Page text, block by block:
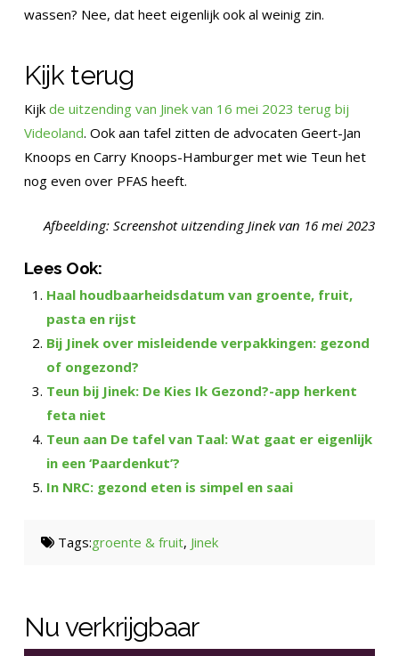
wassen? Nee, dat heet eigenlijk ook al weinig zin.
Kijk terug
Kijk de uitzending van Jinek van 16 mei 2023 terug bij
Videoland. Ook aan tafel zitten de advocaten Geert-Jan
Knoops en Carry Knoops-Hamburger met wie Teun het
nog even over PFAS heeft.
Afbeelding: Screenshot uitzending Jinek van 16 mei 2023
Lees Ook:
Haal houdbaarheidsdatum van groente, fruit,
pasta en rijst
Bij Jinek over misleidende verpakkingen: gezond
of ongezond?
Teun bij Jinek: De Kies Ik Gezond?-app herkent
feta niet
Teun aan De tafel van Taal: Wat gaat er eigenlijk
in een ‘Paardenkut’?
In NRC: gezond eten is simpel en saai
Tags:groente & fruit, Jinek
Nu verkrijgbaar